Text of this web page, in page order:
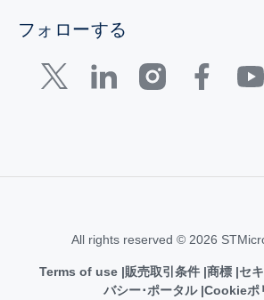
フォローする
All rights reserved © 2026
Terms of use 販売取引条件 商標 セ
バシー･ポータル Cookieポ